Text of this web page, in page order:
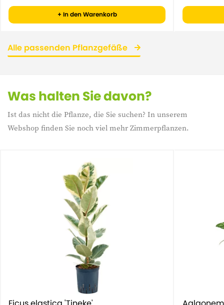
+ In den Warenkorb
Alle passenden Pflanzgefäße
Was halten Sie davon?
Ist das nicht die Pflanze, die Sie suchen? In unserem
Webshop finden Sie noch viel mehr Zimmerpflanzen.